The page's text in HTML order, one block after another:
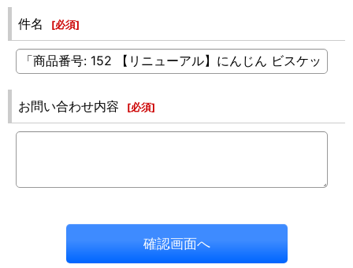
件名 [必須]
お問い合わせ内容 [必須]
確認画面へ